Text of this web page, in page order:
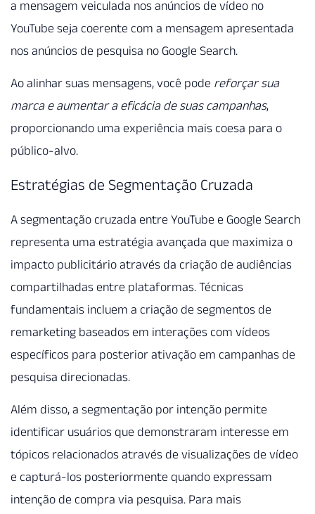
a mensagem veiculada nos anúncios de vídeo no
YouTube seja coerente com a mensagem apresentada
nos anúncios de pesquisa no Google Search.
Ao alinhar suas mensagens, você pode reforçar sua
marca e aumentar a eficácia de suas campanhas,
proporcionando uma experiência mais coesa para o
público-alvo.
Estratégias de Segmentação Cruzada
A segmentação cruzada entre YouTube e Google Search
representa uma estratégia avançada que maximiza o
impacto publicitário através da criação de audiências
compartilhadas entre plataformas. Técnicas
fundamentais incluem a criação de segmentos de
remarketing baseados em interações com vídeos
específicos para posterior ativação em campanhas de
pesquisa direcionadas.
Além disso, a segmentação por intenção permite
identificar usuários que demonstraram interesse em
tópicos relacionados através de visualizações de vídeo
e capturá-los posteriormente quando expressam
intenção de compra via pesquisa. Para mais